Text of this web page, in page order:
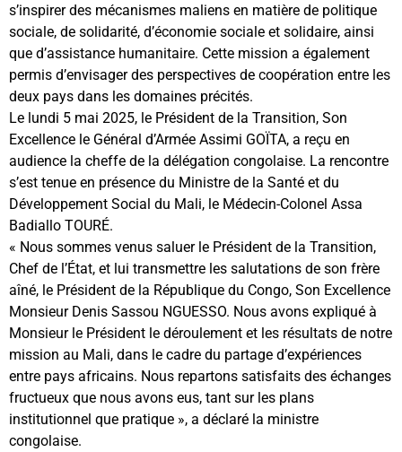
s’inspirer des mécanismes maliens en matière de politique
sociale, de solidarité, d’économie sociale et solidaire, ainsi
que d’assistance humanitaire. Cette mission a également
permis d’envisager des perspectives de coopération entre les
deux pays dans les domaines précités.
Le lundi 5 mai 2025, le Président de la Transition, Son
Excellence le Général d’Armée Assimi GOÏTA, a reçu en
audience la cheffe de la délégation congolaise. La rencontre
s’est tenue en présence du Ministre de la Santé et du
Développement Social du Mali, le Médecin-Colonel Assa
Badiallo TOURÉ.
« Nous sommes venus saluer le Président de la Transition,
Chef de l’État, et lui transmettre les salutations de son frère
aîné, le Président de la République du Congo, Son Excellence
Monsieur Denis Sassou NGUESSO. Nous avons expliqué à
Monsieur le Président le déroulement et les résultats de notre
mission au Mali, dans le cadre du partage d’expériences
entre pays africains. Nous repartons satisfaits des échanges
fructueux que nous avons eus, tant sur les plans
institutionnel que pratique », a déclaré la ministre
congolaise.